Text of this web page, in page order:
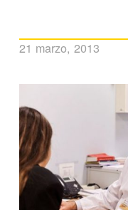
21 marzo, 2013